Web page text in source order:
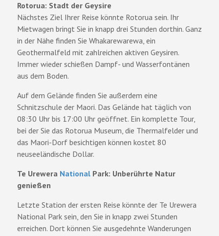
Rotorua: Stadt der Geysire
Nächstes Ziel Ihrer Reise könnte Rotorua sein. Ihr
Mietwagen bringt Sie in knapp drei Stunden dorthin. Ganz
in der Nähe finden Sie Whakarewarewa, ein
Geothermalfeld mit zahlreichen aktiven Geysiren.
Immer wieder schießen Dampf- und Wasserfontänen
aus dem Boden.
Auf dem Gelände finden Sie außerdem eine
Schnitzschule der Maori. Das Gelände hat täglich von
08:30 Uhr bis 17:00 Uhr geöffnet. Ein komplette Tour,
bei der Sie das Rotorua Museum, die Thermalfelder und
das Maori-Dorf besichtigen können kostet 80
neuseeländische Dollar.
Te Urewera National Park: Unberührte Natur
genießen
Letzte Station der ersten Reise könnte der Te Urewera
National Park sein, den Sie in knapp zwei Stunden
erreichen. Dort können Sie ausgedehnte Wanderungen